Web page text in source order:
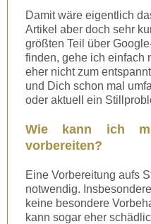
Damit wäre eigentlich
Artikel aber doch sehr
größten Teil über
finden, gehe ich einfach
eher nicht zum
und Dich schon mal
oder aktuell ein
Wie kann ich
vorbereiten?
Eine Vorbereitung aufs
notwendig.
keine besondere
kann sogar eher